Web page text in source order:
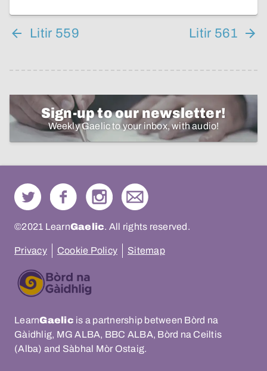
Litir 559 Litir 561
Sign-up to our newsletter!
Weekly Gaelic to your inbox, with audio!
©2021 LearnGaelic. All rights reserved.
Privacy Cookie Policy Sitemap
LearnGaelic is a partnership between Bòrd na
Gàidhlig, MG ALBA, BBC ALBA, Bòrd na Ceiltis
(Alba) and Sàbhal Mòr Ostaig.